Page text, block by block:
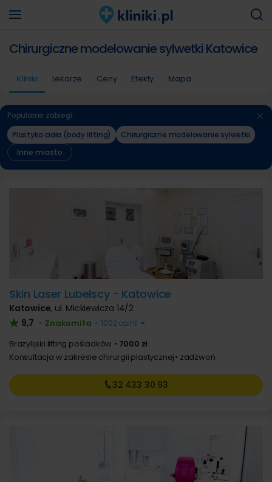
Chirurgiczne modelowanie sylwetki Katowice
Kliniki Lekarze Ceny Efekty Mapa
Popularne zabiegi:
Plastyka ciała (body lifting)
Chirurgiczne modelowanie sylwetki
Inne miasto
Skin Laser Lubelscy - Katowice
Katowice, ul. Mickiewicza 14/2
9,7 • Znakomita • 1002 opinii
Brazylijski lifting pośladków
7000 zł
Konsultacja w zakresie chirurgii plastycznej zadzwoń
32 433 30 93